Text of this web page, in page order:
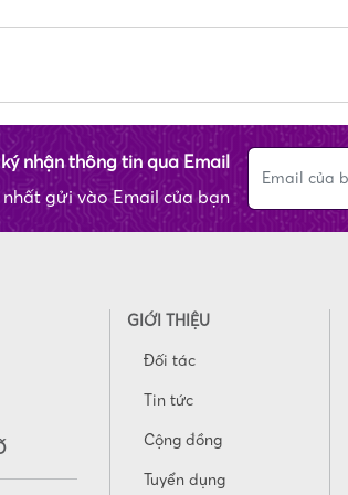
nhận thông tin qua Email
gửi vào Email của bạn
GIỚI THIỆU
Đối tác
Tin tức
Cộng đồng
Tuyển dụng